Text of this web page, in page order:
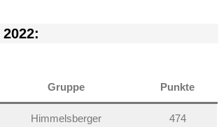
Gruppe Punkte
Himmelsberger 474